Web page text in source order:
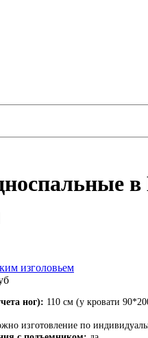
изголовьем
ног): 110 см (у кровати
изготовление по